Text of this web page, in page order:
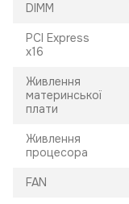
DIMM
PCI Express
x16
Живлення
материнської
плати
Живлення
процесора
FAN